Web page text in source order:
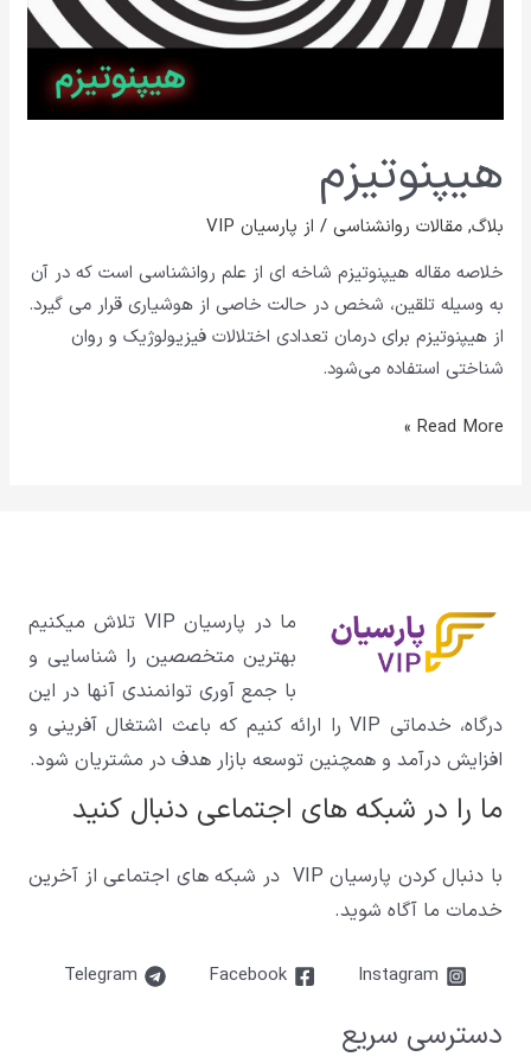
هیپنوتیزم
بلاگ,مقالات روانشناسی / از پارسیان VIP
خلاصه مقاله هیپنوتیزم شاخه ای از علم روانشناسی است که در آن
به وسیله تلقین، شخص در حالت خاصی از هوشیاری قرار می گیرد.
از هیپنوتیزم برای درمان تعدادی اختلالات فیزیولوژیک و روان
شناختی استفاده می‌شود.
Read More »
ما در پارسیان VIP تلاش میکنیم
بهترین متخصصین را شناسایی و
با جمع آوری توانمندی آنها در این
درگاه، خدماتی VIP را ارائه کنیم که باعث اشتغال آفرینی و
افزایش درآمد و همچنین توسعه بازار هدف در مشتریان شود.
ما را در شبکه های اجتماعی دنبال کنید
با دنبال کردن پارسیان VIP در شبکه های اجتماعی از آخرین
خدمات ما آگاه شوید.
Instagram
Facebook
Telegram
دسترسی سریع